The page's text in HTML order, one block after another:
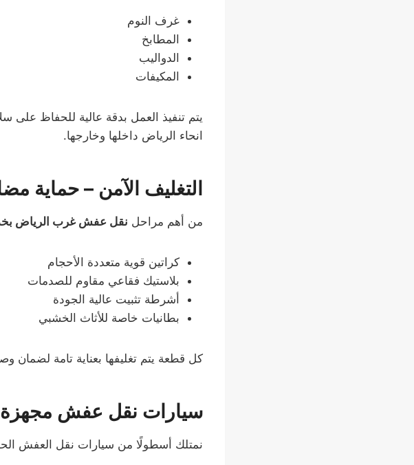
غرف النوم
المطابخ
الدواليب
المكيفات
يتم تنفيذ العمل بدقة عالية للحفاظ على
انحاء الرياض داخلها وخارجها.
التغليف الآمن – حماية
من أهم مراحل نقل عفش غرب الرياض
كراتين قوية متعددة الأحجام
بلاستيك فقاعي مقاوم للصدمات
أشرطة تثبيت عالية الجودة
بطانيات خاصة للأثاث الخشبي
كل قطعة يتم تغليفها بعناية تامة لضمان
سيارات نقل عفش مجهزة
نمتلك أسطولًا من سيارات نقل العفش